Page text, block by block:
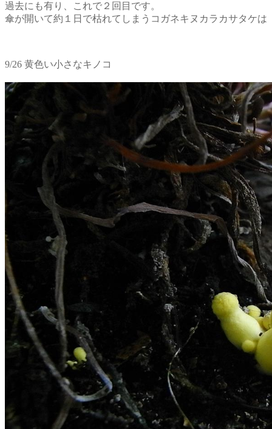
過去にも有り、これで２回目です。
傘が開いて約１日で枯れてしまうコガネキヌカラカサタケ
9/26 黄色い小さなキノコ